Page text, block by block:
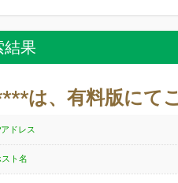
結果
は、有料版にて
ドレス
ト名